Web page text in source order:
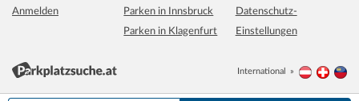
Anmelden
Parken in Innsbruck
Parken in Klagenfurt
Datenschutz-
Einstellungen
International Österreich